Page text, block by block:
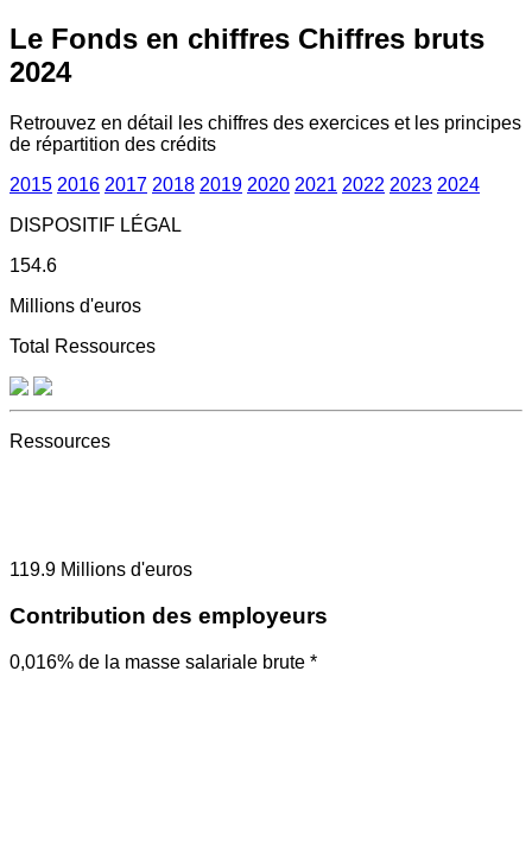
Le Fonds en chiffres Chiffres bruts
2024
Retrouvez en détail les chiffres des exercices et les principes
de répartition des crédits
2015 2016 2017 2018 2019 2020 2021 2022 2023 2024
DISPOSITIF LÉGAL
154.6
Millions d'euros
Total Ressources
Ressources
119.9 Millions d'euros
Contribution des employeurs
0,016% de la masse salariale brute *